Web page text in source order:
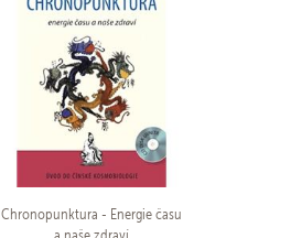
Chronopunktura - Energie času